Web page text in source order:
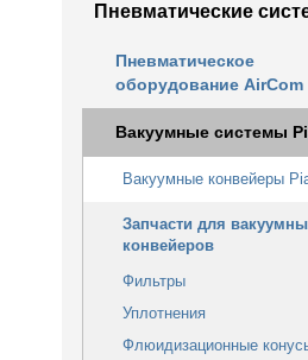
Пневматические
Пневматическое
оборудование AirCom
Вакуумные системы
Вакуумные конвейеры
Запчасти для
конвейеров
Фильтры
Уплотнения
Флюидизационные